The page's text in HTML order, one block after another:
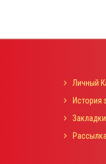
Личный
История
Закладки
Рассылка